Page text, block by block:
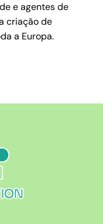
e agentes de
criação de
a Europa.